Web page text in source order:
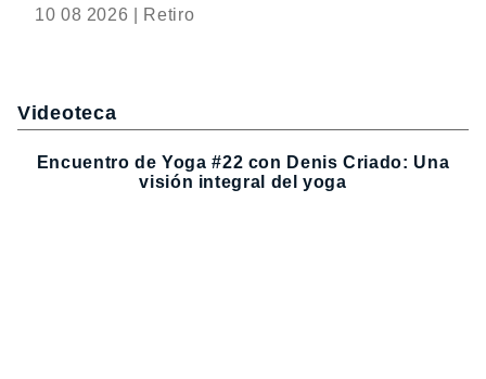
10 08 2026 | Retiro
Videoteca
Encuentro de Yoga #22 con Denis Criado: Una
visión integral del yoga